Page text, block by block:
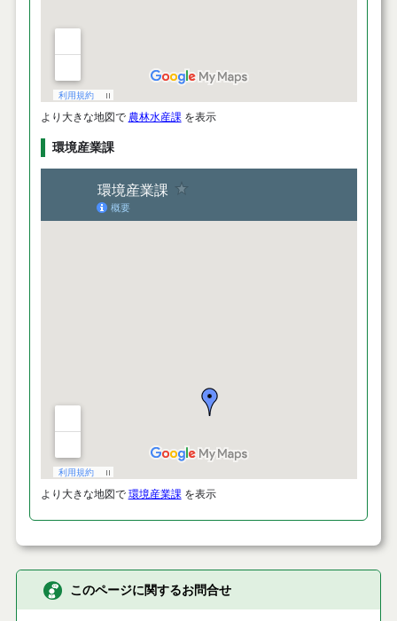
より大きな地図で 農林水産課を表示
環境産業課
より大きな地図で 環境産業課を表示
このページに関するお問合せ